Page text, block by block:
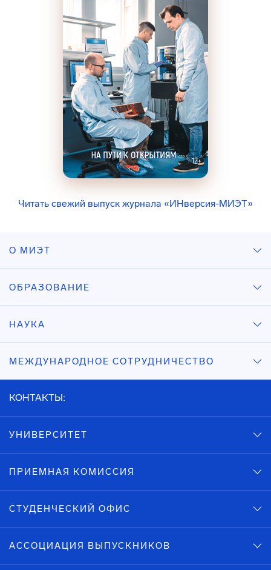
Читать свежий выпуск журнала «ИНверсия-МИЭТ»
О МИЭТ
ОБРАЗОВАНИЕ
НАУКА
МЕЖДУНАРОДНОЕ СОТРУДНИЧЕСТВО
КОНТАКТЫ:
УНИВЕРСИТЕТ
ПРИЕМНАЯ КОМИССИЯ
СТУДЕНЧЕСКИЙ ОФИС
АССОЦИАЦИЯ ВЫПУСКНИКОВ